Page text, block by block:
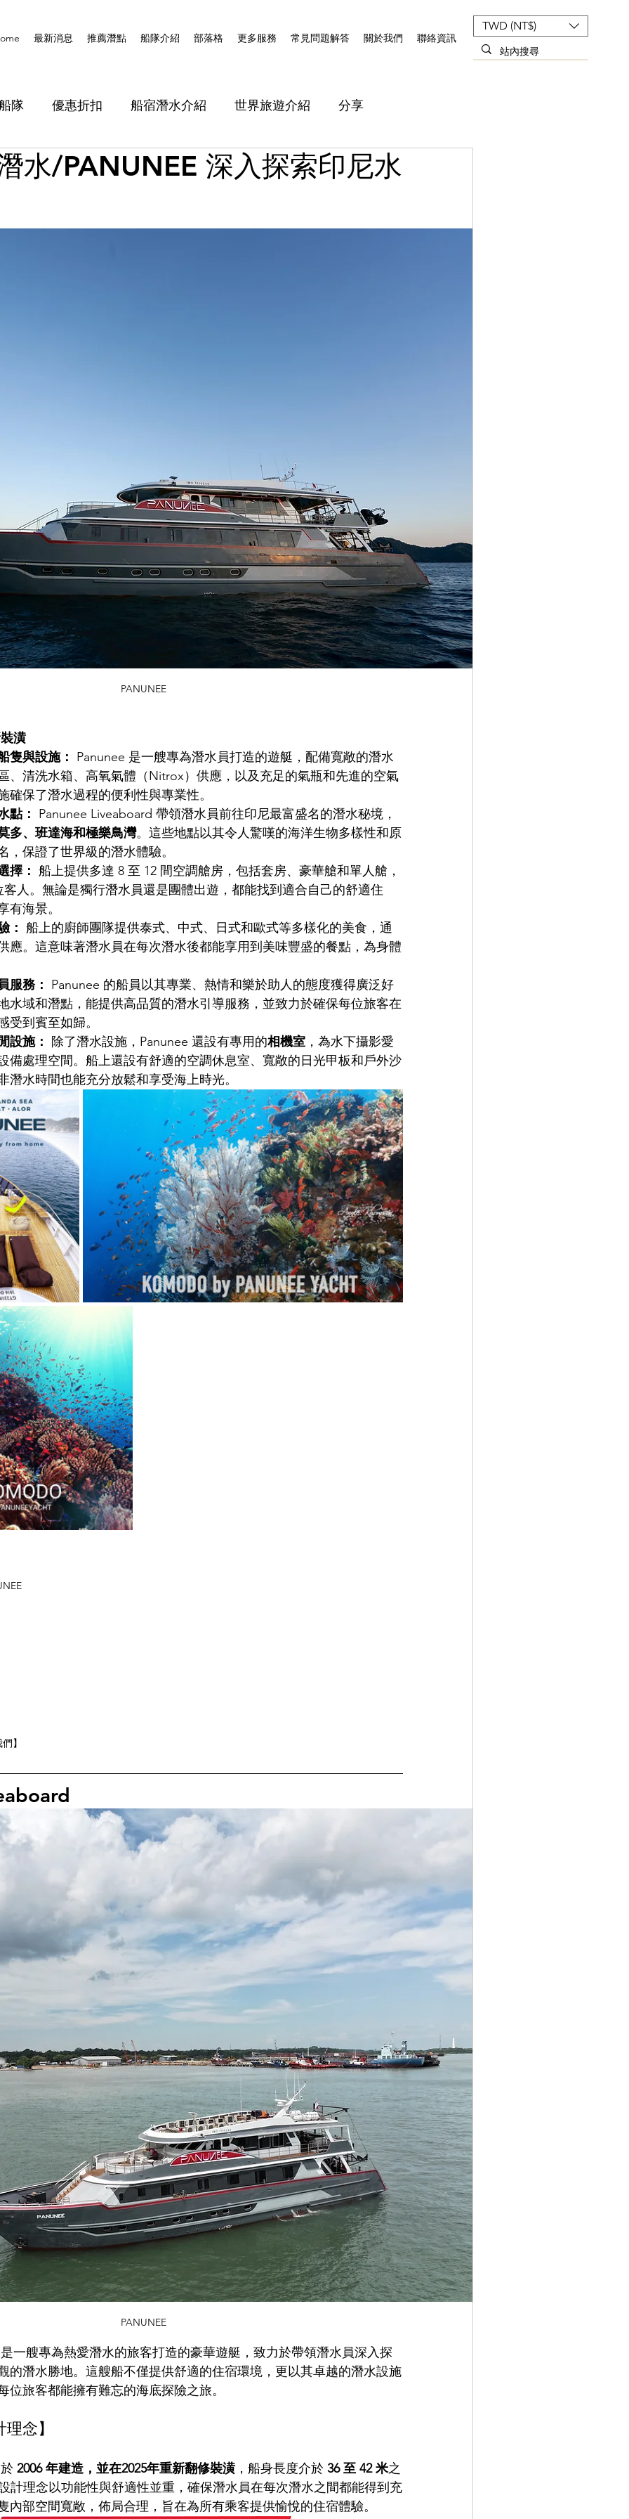
最新消息 推薦潛點 船隊介紹 部落格 更多服務 常見問題解答 關於我們 聯絡資訊
TWD (NT$)
隊 優惠折扣 船宿潛水介紹 世界旅遊介紹 分享
水/PANUNEE 深入探索印尼水
PANUNEE
潢
隻與設施： Panunee 是一艘專為潛水員打造的遊艇，配備寬敞的潛水
、清洗水箱、高氧氣體（Nitrox）供應，以及充足的氣瓶和先進的空氣
確保了潛水過程的便利性與專業性。
點： Panunee Liveaboard 帶領潛水員前往印尼最富盛名的潛水秘境，
多、班達海和極樂鳥灣。這些地點以其令人驚嘆的海洋生物多樣性和原
，保證了世界級的潛水體驗。
擇： 船上提供多達 8 至 12 間空調艙房，包括套房、豪華艙和單人艙，
客人。無論是獨行潛水員還是團體出遊，都能找到適合自己的舒適住
有海景。
： 船上的廚師團隊提供泰式、中式、日式和歐式等多樣化的美食，通
應。這意味著潛水員在每次潛水後都能享用到美味豐盛的餐點，為身體
服務： Panunee 的船員以其專業、熱情和樂於助人的態度獲得廣泛好
水域和潛點，能提供高品質的潛水引導服務，並致力於確保每位旅客在
受到賓至如歸。
設施： 除了潛水設施，Panunee 還設有專用的相機室 ，為水下攝影愛
備處理空間。船上還設有舒適的空調休息室、寬敞的日光甲板和戶外沙
潛水時間也能充分放鬆和享受海上時光。
】
PANUNEE
一艘專為熱愛潛水的旅客打造的豪華遊艇，致力於帶領潛水員深入探
的潛水勝地。這艘船不僅提供舒適的住宿環境，更以其卓越的潛水設施
位旅客都能擁有難忘的海底探險之旅。
念】
2006 年建造，並在2025年重新翻修裝潢 ，船身長度介於 36 至 42 米之
計理念以功能性與舒適性並重，確保潛水員在每次潛水之間都能得到充
內部空間寬敞，佈局合理，旨在為所有乘客提供愉悅的住宿體驗。